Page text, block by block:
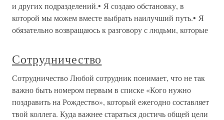
и других подразделений.• Я создаю обстановку, в
которой мы можем вместе выбрать наилучший путь.• Я
обязательно возвращаюсь к разговору с людьми, которые
Сотрудничество
Сотрудничество Любой сотрудник понимает, что не так
важно быть номером первым в списке «Кого нужно
поздравить на Рождество», который ежегодно составляет
твой коллега. Куда важнее стараться достичь общей цели